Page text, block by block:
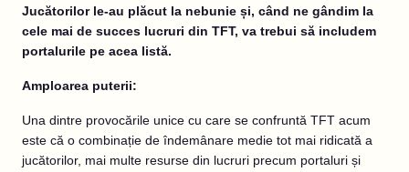
Jucătorilor le-au plăcut la nebunie și, când ne gândim la
cele mai de succes lucruri din TFT, va trebui să includem
portalurile pe acea listă.
Amploarea puterii:
Una dintre provocările unice cu care se confruntă TFT acum
este că o combinație de îndemânare medie tot mai ridicată a
jucătorilor, mai multe resurse din lucruri precum portaluri și